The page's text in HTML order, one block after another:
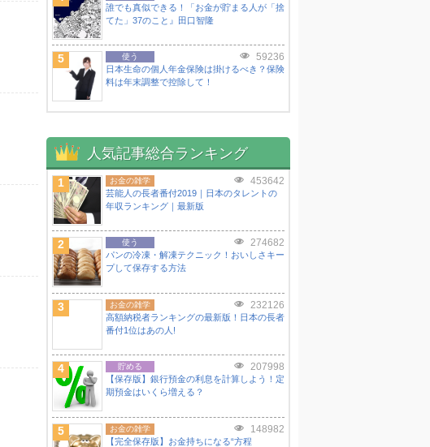
誰でも真似できる！「お金が貯まる人が「捨
てた」37のこと』田口智隆
5 使う 59236
日本生命の個人年金保険は掛けるべき？保険
料は年末調整で控除して！
人気記事総合ランキング
1 お金の雑学 453642
芸能人の長者番付2019｜日本のタレントの
年収ランキング｜最新版
2 使う 274682
パンの冷凍・解凍テクニック！おいしさキー
プして保存する方法
3 お金の雑学 232126
高額納税者ランキングの最新版！日本の長者
番付1位はあの人!
4 貯める 207998
【保存版】銀行預金の利息を計算しよう！定
期預金はいくら増える？
5 お金の雑学 148982
【完全保存版】お金持ちになる“方程